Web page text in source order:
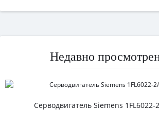
Недавно
Серводвигатель Siemens 1FL6022-